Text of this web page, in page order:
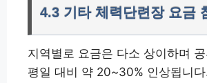
4.3 기타 체력단련장 요금
지역별로 요금은 다소 상이하며 공
평일 대비 약 20~30% 인상됩니